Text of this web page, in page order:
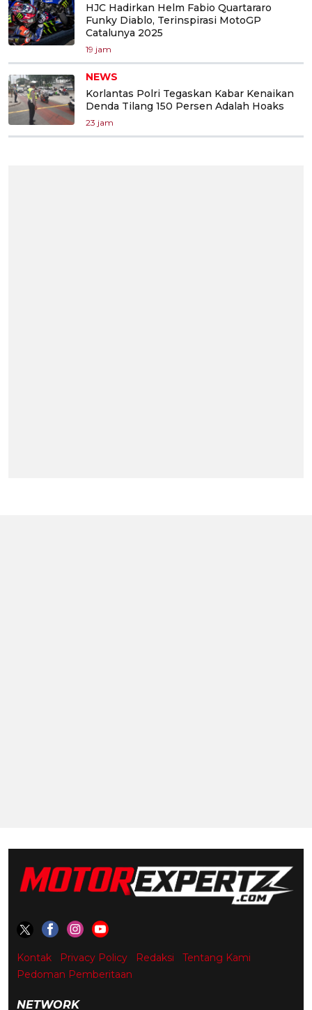
HJC Hadirkan Helm Fabio Quartararo
Funky Diablo, Terinspirasi MotoGP
Catalunya 2025
19 jam
NEWS
Korlantas Polri Tegaskan Kabar Kenaikan
Denda Tilang 150 Persen Adalah Hoaks
23 jam
Kontak Privacy Policy Redaksi
Tentang Kami
Pedoman Pemberitaan
NETWORK